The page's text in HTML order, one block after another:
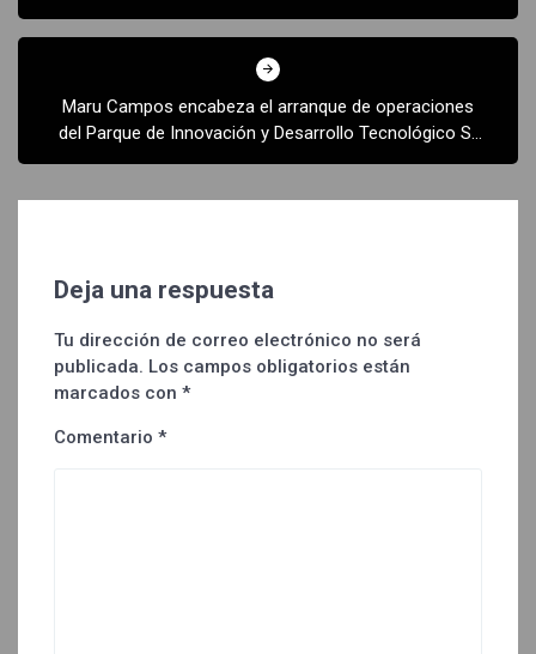
Maru Campos encabeza el arranque de operaciones
del Parque de Innovación y Desarrollo Tecnológico S-
Deja una respuesta
Tu dirección de correo electrónico no será
publicada. Los campos obligatorios están
marcados con *
Comentario *